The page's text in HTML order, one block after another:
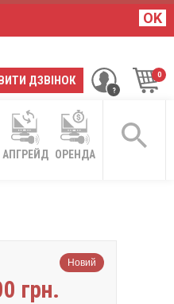
OK
ДЗВІНОК
АПГРЕЙД ОРЕНДА
Новий
грн.